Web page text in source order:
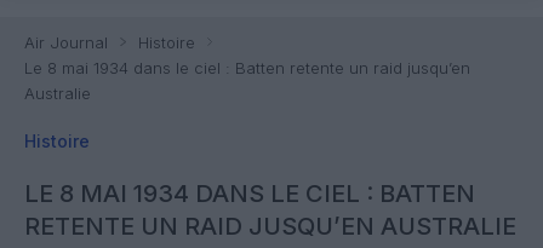
Air Journal
Histoire
Le 8 mai 1934 dans le ciel : Batten retente un raid jusqu’en
Australie
Histoire
LE 8 MAI 1934 DANS LE CIEL : BATTEN
RETENTE UN RAID JUSQU’EN AUSTRALIE